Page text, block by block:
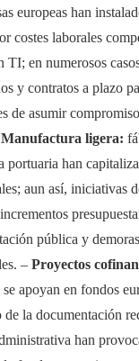
europeas han
costes laborales
TI; en numerosos
y contratos a plazo
de asumir
Manufactura ligera:
portuaria han
aun así, iniciativas
pública y
– Proyectos
apoyan en fondos
la documentación
han